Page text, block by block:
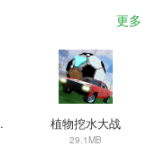
更多
版 植物挖水大战
29.1MB